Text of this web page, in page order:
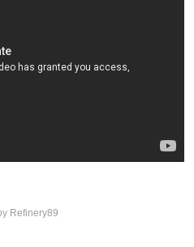
Refinery89